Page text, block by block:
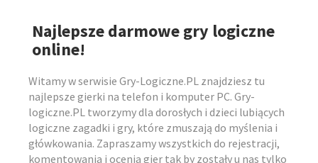
Najlepsze darmowe gry logiczne
online!
Witamy w serwisie Gry-Logiczne.PL znajdziesz tu
najlepsze gierki na telefon i komputer PC. Gry-
logiczne.PL tworzymy dla dorosłych i dzieci lubiących
logiczne zagadki i gry, które zmuszają do myślenia i
główkowania. Zapraszamy wszystkich do rejestracji,
komentowania i ocenia gier tak by zostały u nas tylko